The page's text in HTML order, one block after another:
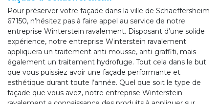
Pour préserver votre façade dans la ville de Schaeffersheim
67150, n’hésitez pas à faire appel au service de notre
entreprise Winterstein ravalement. Disposant d’une solide
expérience, notre entreprise Winterstein ravalement
appliquera un traitement anti-mousse, anti-graffiti, mais
également un traitement hydrofuge. Tout cela dans le but
que vous puissiez avoir une façade performante et
esthétique durant toute l’année. Quel que soit le type de
façade que vous avez, notre entreprise Winterstein